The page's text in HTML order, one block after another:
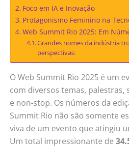
Foco em IA e Inovação
Protagonismo Feminino na
Web Summit Rio 2025: Em
Grandes nomes da indústria
perspectivas:
O Web Summit Rio 2025 é um
com diversos temas, palestras,
e non-stop. Os números da
Summit Rio não são somente
viva de um evento que atingiu
Um total impressionante de